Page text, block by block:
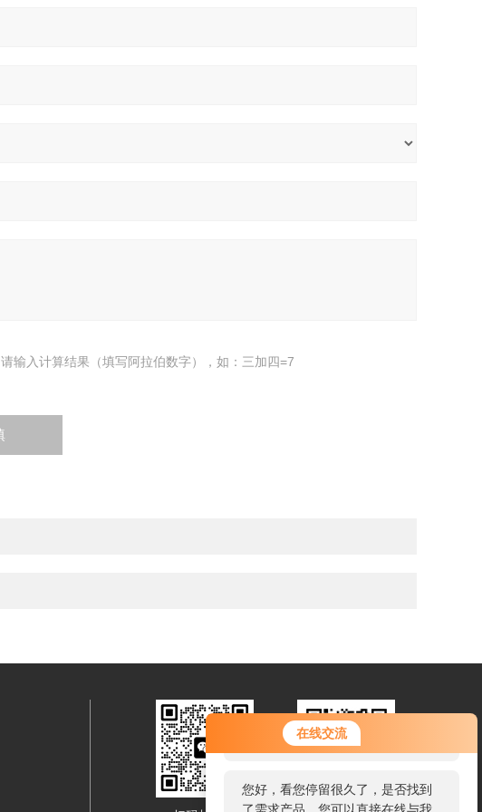
在线交流
您好！欢迎前来咨询，很高兴为您
服务，请问您要咨询什么问题呢？
您好，看您停留很久了，是否找到
请输入计算结果（填写阿拉伯数字），如：三加四=7